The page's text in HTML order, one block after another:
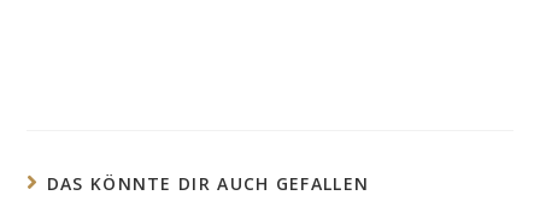
DAS KÖNNTE DIR AUCH GEFALLEN